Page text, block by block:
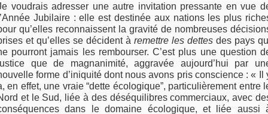
voudrais adresser une autre invitation pressante en vue
Jubilaire : elle est destinée aux nations les plus
qu’elles reconnaissent la gravité de nombreuses
et qu’elles se décident à remettre les dettes des pays
pourront jamais les rembourser. C’est plus une question
que de magnanimité, aggravée aujourd’hui par
forme d’iniquité dont nous avons pris conscience : « Il
en effet, une vraie “dette écologique”, particulièrement entre
et le Sud, liée à des déséquilibres commerciaux, avec
dans le domaine écologique, et liée aussi